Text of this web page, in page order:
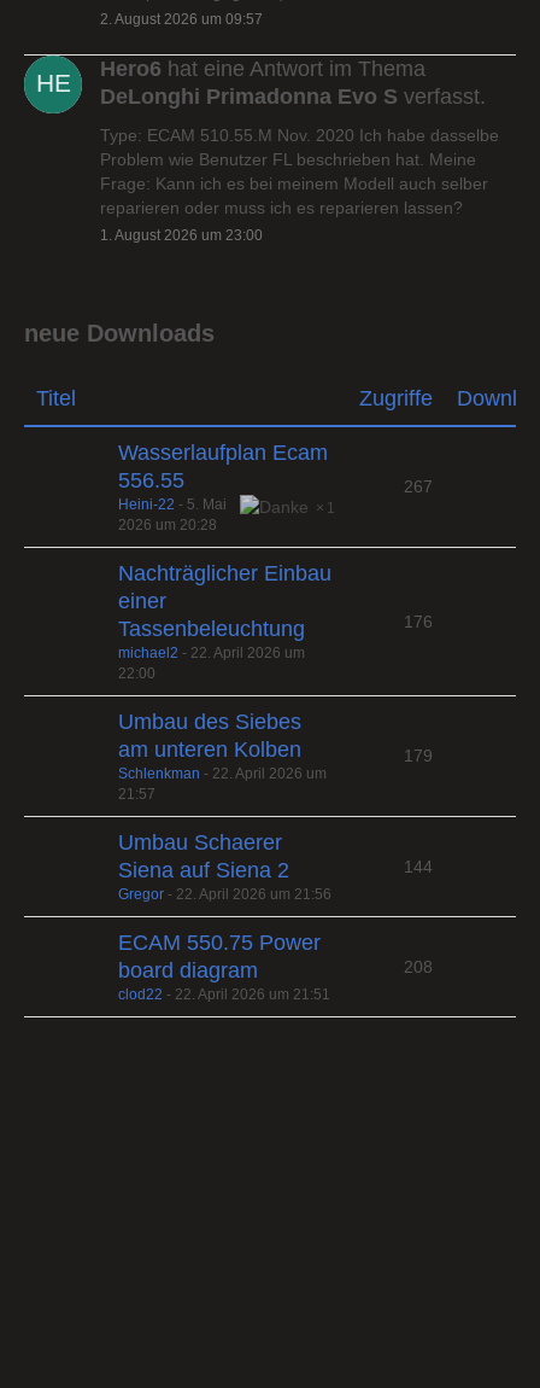
2. August 2026 um 09:57
Hero6 hat eine Antwort im Thema
DeLonghi Primadonna Evo S verfasst.
Type: ECAM 510.55.M Nov. 2020 Ich habe dasselbe
Problem wie Benutzer FL beschrieben hat. Meine
Frage: Kann ich es bei meinem Modell auch selber
reparieren oder muss ich es reparieren lassen?
1. August 2026 um 23:00
neue Downloads
Titel Zugriffe
Wasserlaufplan Ecam
556.55
1
Heini-22 - 5. Mai
2026 um 20:28
267
Nachträglicher Einbau
einer
Tassenbeleuchtung
michael2 - 22. April 2026 um
22:00
176
Umbau des Siebes
am unteren Kolben
Schlenkman - 22. April 2026 um
21:57
179
Umbau Schaerer
Siena auf Siena 2
Gregor - 22. April 2026 um 21:56
144
ECAM 550.75 Power
board diagram
clod22 - 22. April 2026 um 21:51
208